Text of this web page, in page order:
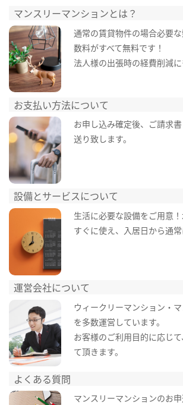
マンスリーマンションとは？
通常の賃貸物件の場合必要
数料がすべて無料です！
法人様の出張時の経費削減に
お支払い方法について
お申し込み確定後、ご請求
送り致します。
設備とサービスについて
生活に必要な設備をご用意
すぐに使え、入居日から通常
運営会社について
ウィークリーマンション・
を多数運営しています。
お客様のご利用目的に応じ
て頂きます。
よくある質問
マンスリーマンションのお